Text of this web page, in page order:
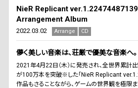
NieR Replicant
Arrangement Album
2022.03.02 Arrange CD
儚く美しい音楽は、荘厳で優美な音楽へ。
2021年4月22日（木）に発売され、全世界累計
が100万本を突破※した「NieR Replicant
作品もさることながら、ゲームの世界観を極限